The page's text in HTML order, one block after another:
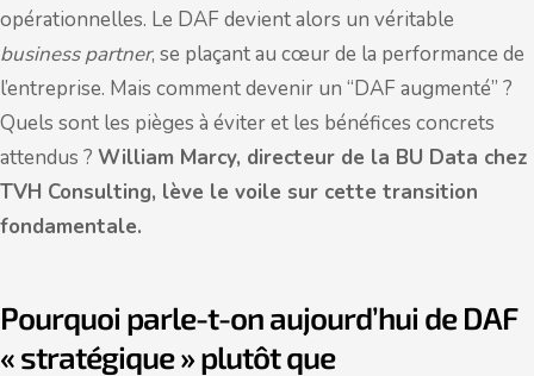
opérationnelles. Le DAF devient alors un véritable
business partner, se plaçant au cœur de la performance de
l’entreprise. Mais comment devenir un “DAF augmenté” ?
Quels sont les pièges à éviter et les bénéfices concrets
attendus ? William Marcy, directeur de la BU Data chez
TVH Consulting, lève le voile sur cette transition
fondamentale.
Pourquoi parle-t-on aujourd’hui de DAF
« stratégique » plutôt que